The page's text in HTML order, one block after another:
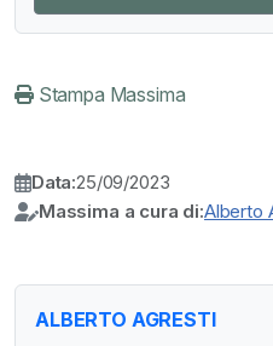
Stampa Massima
Data:25/09/2023
Massima a cura di:Alberto
ALBERTO AGRESTI